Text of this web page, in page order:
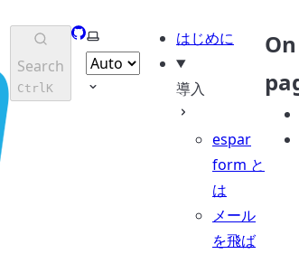
Search
CtrlK
GitHub
Select theme はじめに
導入
espar
form と
は
メール
を飛ば